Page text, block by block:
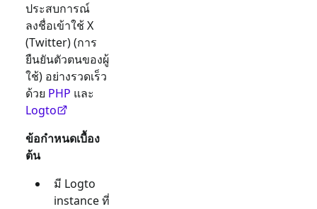
ประสบการณ์
ลงชื่อเข้าใช้X
(Twitter)(การ
ยืนยันตัวตนของผู้
ใช้) อย่างรวดเร็ว
ด้วย PHP และ
Logto
ข้อกำหนดเบื้อง
ต้น
มี Logto
instance ที่